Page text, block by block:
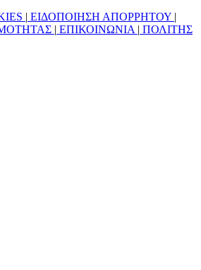
| ΕΙΔΟΠΟΙΗΣΗ ΑΠΟΡΡΗΤΟΥ |
| ΕΠΙΚΟΙΝΩΝΙΑ | ΠΟΛΙΤΗΣ